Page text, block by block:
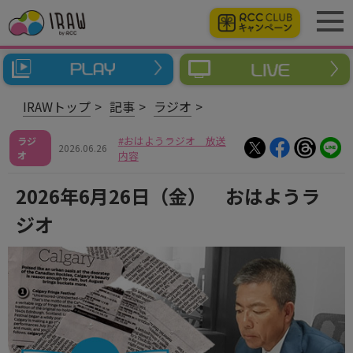
IRAWトップ 記事 ラジオ
ラジ
オ
2026.06.26
おはようラジオ 放送
内容
2026年6月26日（金） おはようラ
ジオ